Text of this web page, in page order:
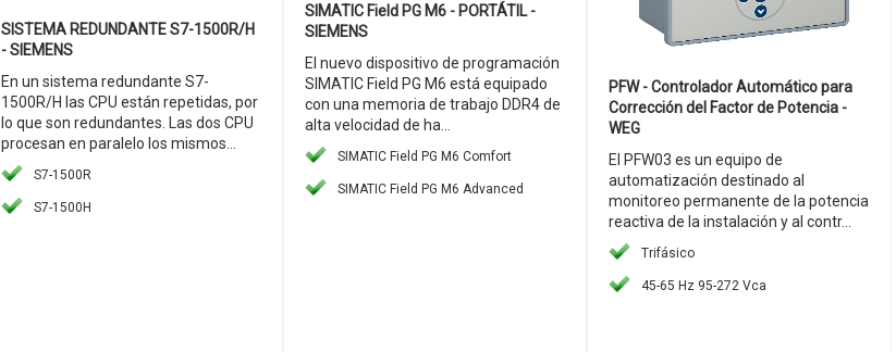
SISTEMA REDUNDANTE S7-1500R/H
- SIEMENS
En un sistema redundante S7-
1500R/H las CPU están repetidas, por
lo que son redundantes. Las dos CPU
procesan en paralelo los mismos...
S7-1500R
S7-1500H
SIMATIC Field PG M6 - PORTÁTIL -
SIEMENS
El nuevo dispositivo de programación
SIMATIC Field PG M6 está equipado
con una memoria de trabajo DDR4 de
alta velocidad de ha...
SIMATIC Field PG M6 Comfort
SIMATIC Field PG M6 Advanced
PFW - Controlador Automático para
Corrección del Factor de Potencia -
WEG
El PFW03 es un equipo de
automatización destinado al
monitoreo permanente de la potencia
reactiva de la instalación y al contr...
Trifásico
45-65 Hz 95-272 Vca